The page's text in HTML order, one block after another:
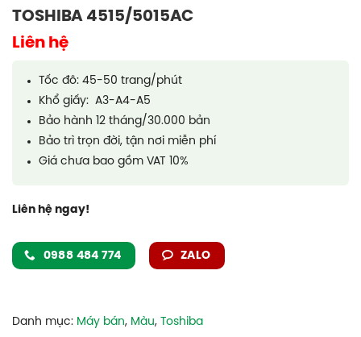
TOSHIBA 4515/5015AC
Liên hệ
Tốc đô: 45-50 trang/phút
Khổ giấy: A3-A4-A5
Bảo hành 12 tháng/30.000 bản
Bảo trì trọn đời, tận nơi miễn phí
Giá chưa bao gồm VAT 10%
Liên hệ ngay!
0988 484 774 ZALO
Danh mục: Máy bán, Màu, Toshiba